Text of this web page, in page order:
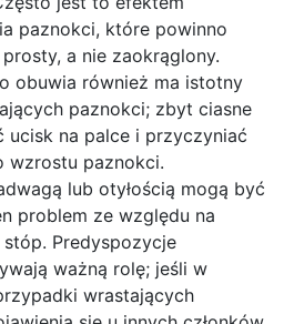
paznokci, które powinno
a nie zaokrąglony.
obuwia również ma istotny
paznokci; zbyt ciasne
na palce i przyczyniać
wzrostu paznokci.
lub otyłością mogą być
problem ze względu na
Predyspozycje
ważną rolę; jeśli w
wrastających